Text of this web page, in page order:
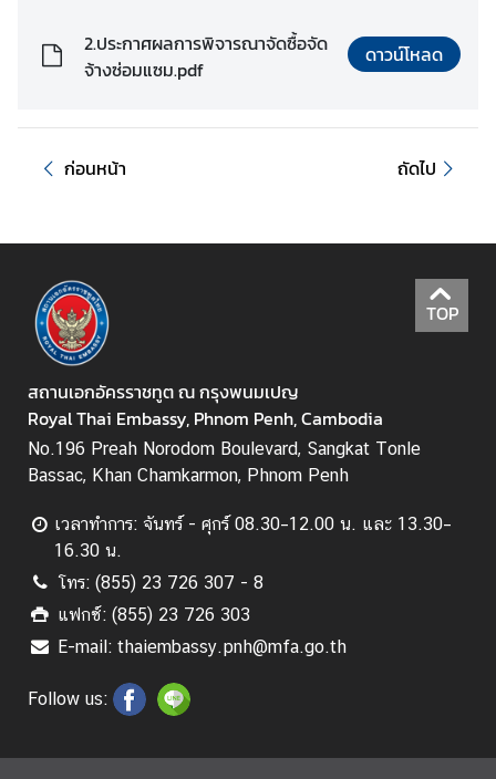
ทู
ต
แ
ล
ะ
กิ
จ
ก
ร
ร
ม
ธุ
ร
กิ
จ
ข้
อ
ล
2.ประกาศผลการพิจารณาจัดซื้อจัด
จ้างซ่อมแซม.pdf
ดาวน์โหลด
ก่อนหน้า ถัดไป
TOP
สถานเอกอัครราชทูต ณ กรุงพนมเปญ
Royal Thai Embassy, Phnom Penh, Cambodia
No.196 Preah Norodom Boulevard, Sangkat Tonle
Bassac, Khan Chamkarmon, Phnom Penh
เวลาทำการ: จันทร์ - ศุกร์ 08.30–12.00 น. และ 13.30–
16.30 น.
โทร: (855) 23 726 307 - 8
แฟกซ์: (855) 23 726 303
E-mail: thaiembassy.pnh@mfa.go.th
Follow us: